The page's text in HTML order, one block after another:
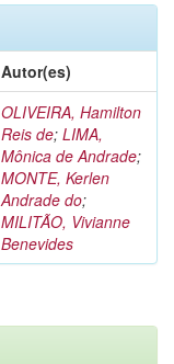
Autor(es)
OLIVEIRA, Hamilton
Reis de; LIMA,
Mônica de Andrade;
MONTE, Kerlen
Andrade do;
MILITÃO, Vivianne
Benevides